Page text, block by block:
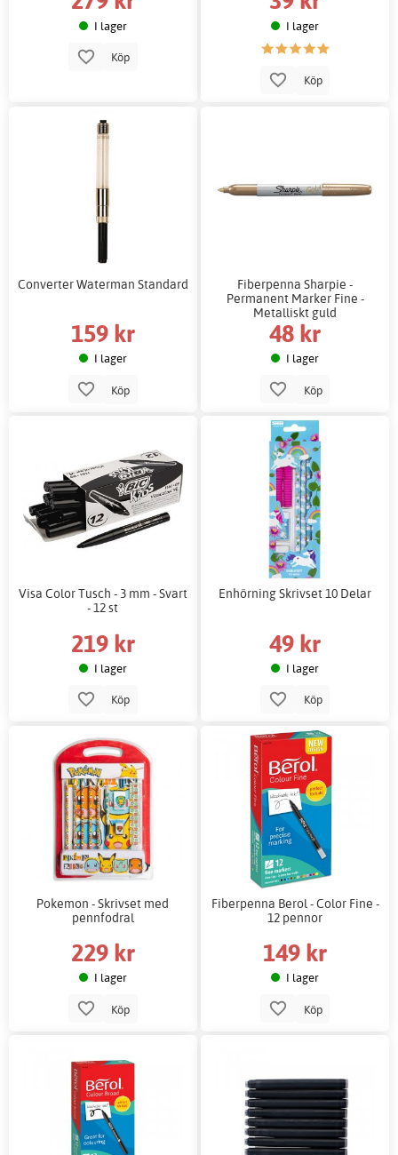
I lager
Köp
I lager
Köp
Converter Waterman Standard
159 kr
I lager
Köp
Fiberpenna Sharpie -
Permanent Marker Fine -
Metalliskt guld
48 kr
I lager
Köp
Visa Color Tusch - 3 mm - Svart
- 12 st
219 kr
I lager
Köp
Enhörning Skrivset 10 Delar
49 kr
I lager
Köp
Pokemon - Skrivset med
pennfodral
229 kr
I lager
Köp
Fiberpenna Berol - Color Fine -
12 pennor
149 kr
I lager
Köp